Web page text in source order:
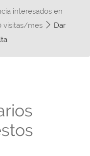
interesados en
visitas/mes
Dar